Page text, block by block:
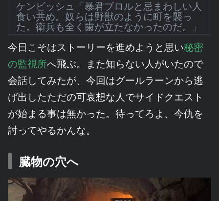
ケンビッシュ「暴君ブロルと忌まわしい人
食い共め。奴らは野獣のように町を襲っ
た。衛兵も全く歯が立たなかったのだ。」
今日こそはストーリーを進めようと思い秘密
の監視所へ飛ぶ。また知らない人がいたので
会話してみたが、今回はグールラーンから逃
げ出したただの可哀想な人でサイドクエスト
が始まる事は無かった。待ってろよ、今仇を
討ってやるかんな。
臓物の穴へ